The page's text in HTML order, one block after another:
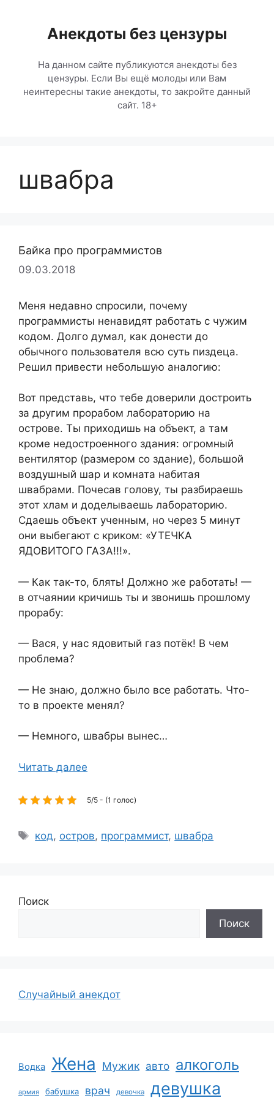
содержимомуАнекдоты без цензуры
На данном сайте публикуются анекдоты без
цензуры. Если Вы ещё молоды или Вам
неинтересны такие анекдоты, то закройте данный
сайт. 18+
швабра
Байка про программистов
09.03.2018
Меня недавно спросили, почему
программисты ненавидят работать с чужим
кодом. Долго думал, как донести до
обычного пользователя всю суть пиздеца.
Решил привести небольшую аналогию:
Вот представь, что тебе доверили достроить
за другим прорабом лабораторию на
острове. Ты приходишь на объект, а там
кроме недостроенного здания: огромный
вентилятор (размером со здание), большой
воздушный шар и комната набитая
швабрами. Почесав голову, ты разбираешь
этот хлам и доделываешь лабораторию.
Сдаешь объект ученным, но через 5 минут
они выбегают с криком: «УТЕЧКА
ЯДОВИТОГО ГАЗА!!!».
— Как так-то, блять! Должно же работать! —
в отчаянии кричишь ты и звонишь прошлому
прорабу:
— Вася, у нас ядовитый газ потёк! В чем
проблема?
— Не знаю, должно было все работать. Что-
то в проекте менял?
— Немного, швабры вынес…
Читать далее
5/5 - (1 голос)
Метки
код, остров, программист, швабра
Поиск
Поиск
Случайный анекдот
Водка Жена Мужик авто алкоголь
армия бабушка врач девочка девушка